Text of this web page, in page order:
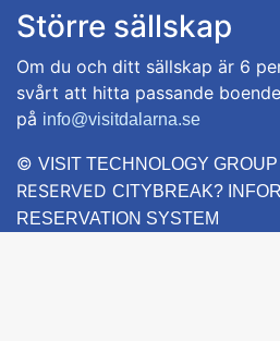
Större sällskap
Om du och ditt sällskap är 6
svårt att hitta passande
på info@visitdalarna.se
© VISIT TECHNOLOGY GROUP
RESERVED CITYBREAK?
RESERVATION SYSTEM